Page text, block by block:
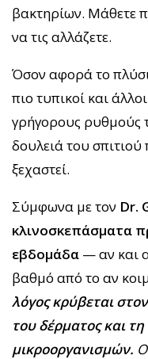
βακτηρίων. Μάθετε
να τις αλλάζετε.
Όσον αφορά το
πιο τυπικοί και
γρήγορους ρυθμούς
δουλειά του
ξεχαστεί.
Σύμφωνα με τον Dr.
κλινοσκεπάσματα
εβδομάδα — αν και
βαθμό από το αν
λόγος κρύβεται
του δέρματος και
μικροοργανισμών.